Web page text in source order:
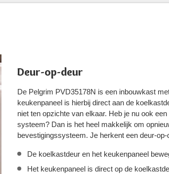
Deur-op-deur
De Pelgrim PVD35178N is een inbouwkast
keukenpaneel is hierbij direct aan de
niet ten opzichte van elkaar. Heb je nu ook
systeem? Dan is het heel makkelijk om
bevestigingssysteem. Je herkent een deur-
De koelkastdeur en het keukenpaneel
Het keukenpaneel is direct op de